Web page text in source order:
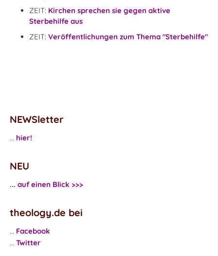
ZEIT: Kirchen sprechen sie gegen aktive
Sterbehilfe aus
ZEIT: Veröffentlichungen zum Thema "Sterbehilfe"
NEWSletter
... hier!
NEU
... auf einen Blick >>>
theology.de bei
... Facebook
... Twitter